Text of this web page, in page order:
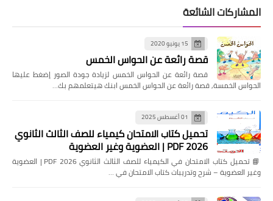
المشاركات الشائعة
15 يونيو 2020
قصة رائعة عن الحواس الخمس
قصة رائعة عن الحواس الخمس لزيادة جودة الصور إضغط عليها
الحواس الخمسة, قصة رائعة عن الحواس الخمس ابنك هيتعلمهم بك…
01 أغسطس 2025
تحميل كتاب الامتحان كيمياء للصف الثالث الثانوي
2026 PDF | العضوية وغير العضوية
📘 تحميل كتاب الامتحان في الكيمياء للصف الثالث الثانوي 2026 PDF | العضوية
وغير العضوية – شرح وتدريبات كتاب الامتحان في …